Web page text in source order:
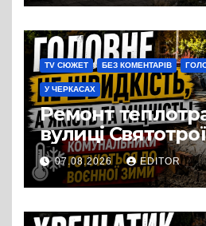
TV СЮЖЕТ БЕЗ КОМЕНТАРІВ
У ЧЕРКАСАХ
Ремонт
вулиці
затягнувся
запланованими
Вулицю досі не
для руху
07.08.2026 EDITOR